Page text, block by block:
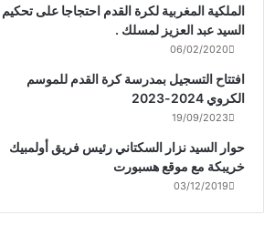
الملكية المغربية لكرة القدم احتجاجا على تحكيم
السيد عبد العزيز لمسلك .
06/02/2020
افتتاح التسجيل بمدرسة كرة القدم للموسم
الكروي 2024-2023
19/09/2023
حوار السيد نزار السكتاني رئيس فريق أولمبيك
خريبكة مع موقع هسبورت
03/12/2019